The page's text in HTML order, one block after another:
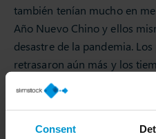
Consent
también tenían mucho en
Año Nuevo Chino y ellos
desastre de la pandemia.
retrasaron aún más y los
cada vez más difíciles de
Slim4 fue un